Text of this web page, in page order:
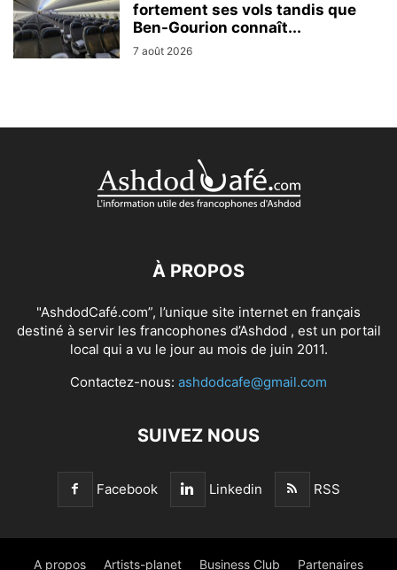
fortement ses vols tandis que
Ben-Gourion connaît...
7 août 2026
À PROPOS
"AshdodCafé.com”, l’unique site internet en français
destiné à servir les francophones d’Ashdod , est un portail
local qui a vu le jour au mois de juin 2011.
Contactez-nous: ashdodcafe@gmail.com
SUIVEZ NOUS
Facebook Linkedin RSS
A propos Artists-planet Business Club Partenaires